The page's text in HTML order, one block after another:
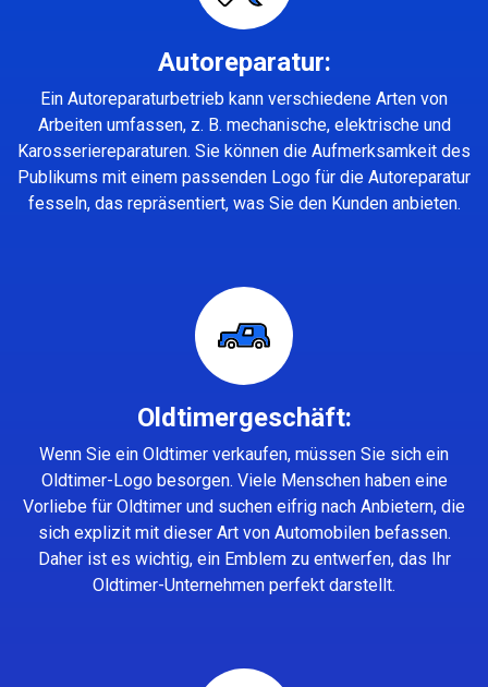
Autoreparatur:
Ein Autoreparaturbetrieb kann verschiedene Arten von
Arbeiten umfassen, z. B. mechanische, elektrische und
Karosseriereparaturen. Sie können die Aufmerksamkeit des
Publikums mit einem passenden Logo für die Autoreparatur
fesseln, das repräsentiert, was Sie den Kunden anbieten.
Oldtimergeschäft:
Wenn Sie ein Oldtimer verkaufen, müssen Sie sich ein
Oldtimer-Logo besorgen. Viele Menschen haben eine
Vorliebe für Oldtimer und suchen eifrig nach Anbietern, die
sich explizit mit dieser Art von Automobilen befassen.
Daher ist es wichtig, ein Emblem zu entwerfen, das Ihr
Oldtimer-Unternehmen perfekt darstellt.